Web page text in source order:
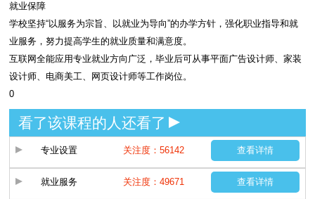
就业保障
学校坚持“以服务为宗旨、以就业为导向”的办学方针，强化职业指导和就
业服务，努力提高学生的就业质量和满意度。
互联网全能应用专业就业方向广泛，毕业后可从事平面广告设计师、家装
设计师、电商美工、网页设计师等工作岗位。
0
看了该课程的人还看了
专业设置 关注度：56142 查看详情
就业服务 关注度：49671 查看详情